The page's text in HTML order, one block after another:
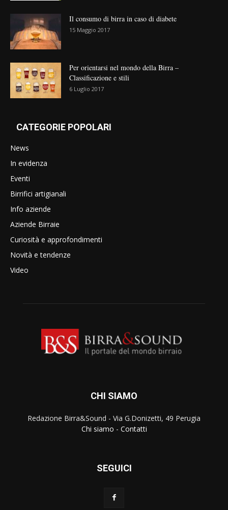
Il consumo di birra in caso di diabete
15 Maggio 2017
Per orientarsi nel mondo della Birra –
Classificazione e stili
6 Luglio 2017
CATEGORIE POPOLARI
News
In evidenza
Eventi
Birrifici artigianali
Info aziende
Aziende Birraie
Curiosità e approfondimenti
Novità e tendenze
Video
CHI SIAMO
Redazione Birra&Sound - Via G.Donizetti, 49 Perugia
Chi siamo - Contatti
SEGUICI